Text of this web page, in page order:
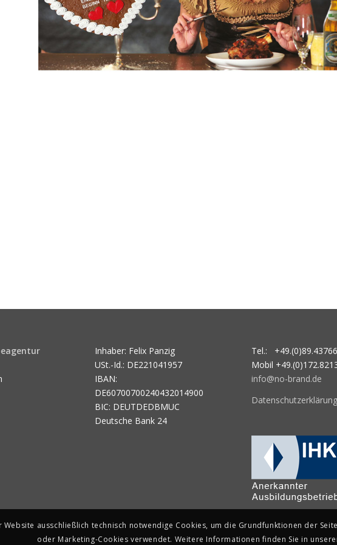
Inhaber: Felix Panzig
USt.-Id.: DE221041957
IBAN:
DE60700700240432014900
BIC: DEUTDEDBMUC
Deutsche Bank 24
Tel.:
Mobil
info@no-brand.de
Datenschutzerklärung
Website ausschließlich technisch notwendige Cookies, um die Grundfunktionen der
oder Marketing-Cookies verwendet. Weitere Informationen finden Sie in